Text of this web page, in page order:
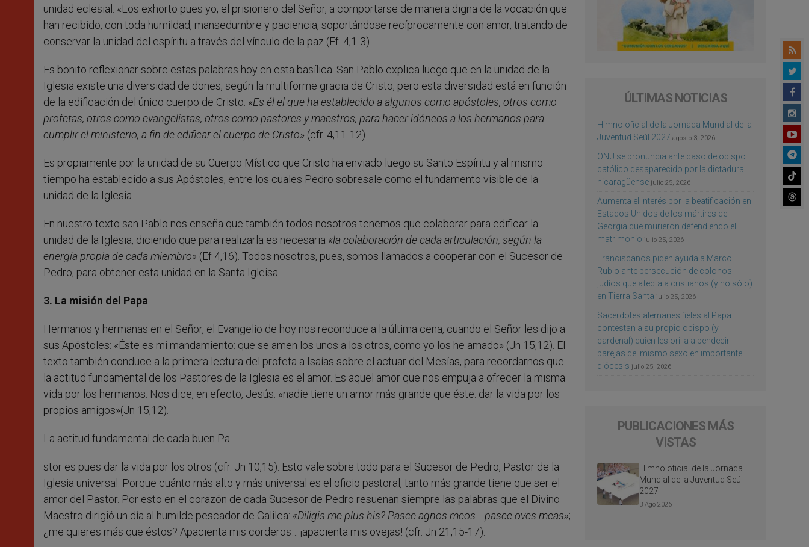
unidad eclesial: «Los exhorto pues yo, el prisionero del Señor, a comportarse de manera digna de la vocación que
han recibido, con toda humildad, mansedumbre y paciencia, soportándose recíprocamente con amor, tratando de
conservar la unidad del espíritu a través del vínculo de la paz (Ef. 4,1-3).
Es bonito reflexionar sobre estas palabras hoy en esta basílica. San Pablo explica luego que en la unidad de la
Iglesia existe una diversidad de dones, según la multiforme gracia de Cristo, pero esta diversidad está en función
de la edificación del único cuerpo de Cristo: «Es él el que ha establecido a algunos como apóstoles, otros como
profetas, otros como evangelistas, otros como pastores y maestros, para hacer idóneos a los hermanos para
cumplir el ministerio, a fin de edificar el cuerpo de Cristo» (cfr. 4,11-12).
Es propiamente por la unidad de su Cuerpo Místico que Cristo ha enviado luego su Santo Espíritu y al mismo
tiempo ha establecido a sus Apóstoles, entre los cuales Pedro sobresale como el fundamento visible de la
unidad de la Iglesia.
En nuestro texto san Pablo nos enseña que también todos nosotros tenemos que colaborar para edificar la
unidad de la Iglesia, diciendo que para realizarla es necesaria «la colaboración de cada articulación, según la
energía propia de cada miembro» (Ef 4,16). Todos nosotros, pues, somos llamados a cooperar con el Sucesor de
Pedro, para obtener esta unidad en la Santa Igleisa.
3. La misión del Papa
Hermanos y hermanas en el Señor, el Evangelio de hoy nos reconduce a la última cena, cuando el Señor les dijo a
sus Apóstoles: «Éste es mi mandamiento: que se amen los unos a los otros, como yo los he amado» (Jn 15,12). El
texto también conduce a la primera lectura del profeta a Isaías sobre el actuar del Mesías, para recordarnos que
la actitud fundamental de los Pastores de la Iglesia es el amor. Es aquel amor que nos empuja a ofrecer la misma
vida por los hermanos. Nos dice, en efecto, Jesús: «nadie tiene un amor más grande que éste: dar la vida por los
propios amigos»(Jn 15,12).
La actitud fundamental de cada buen Pa
stor es pues dar la vida por los otros (cfr. Jn 10,15). Esto vale sobre todo para el Sucesor de Pedro, Pastor de la
Iglesia universal. Porque cuánto más alto y más universal es el oficio pastoral, tanto más grande tiene que ser el
amor del Pastor. Por esto en el corazón de cada Sucesor de Pedro resuenan siempre las palabras que el Divino
Maestro dirigió un día al humilde pescador de Galilea: «Diligis me plus his? Pasce agnos meos… pasce oves meas»;
¿me quieres más que éstos? Apacienta mis corderos… ¡apacienta mis ovejas! (cfr. Jn 21,15-17).
ÚLTIMAS NOTICIAS
Himno oficial de la Jornada Mundial de la
Juventud Seúl 2027 agosto 3, 2026
ONU se pronuncia ante caso de obispo
católico desaparecido por la dictadura
nicaragüense julio 25, 2026
Aumenta el interés por la beatificación en
Estados Unidos de los mártires de
Georgia que murieron defendiendo el
matrimonio julio 25, 2026
Franciscanos piden ayuda a Marco
Rubio ante persecución de colonos
judíos que afecta a cristianos (y no sólo)
en Tierra Santa julio 25, 2026
Sacerdotes alemanes fieles al Papa
contestan a su propio obispo (y
cardenal) quien les orilla a bendecir
parejas del mismo sexo en importante
diócesis julio 25, 2026
PUBLICACIONES MÁS
VISTAS
Himno oficial de la Jornada
Mundial de la Juventud Seúl
2027
3 Ago 2026